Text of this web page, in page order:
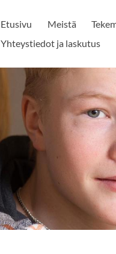
Etusivu Meistä
Yhteystiedot ja laskutus